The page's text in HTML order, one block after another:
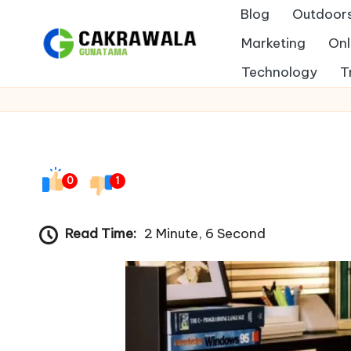
contentB
e
i
t
a
Blog
Marketing
Technology
0 1
Read Time: 2 Minute, 6 Second